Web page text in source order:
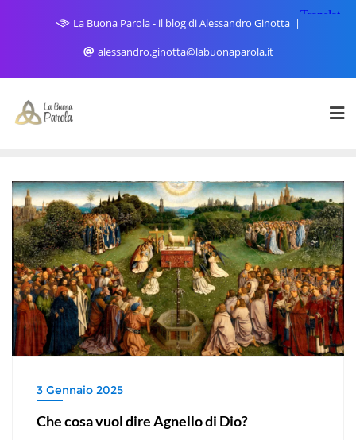
La Buona Parola - il blog di Alessandro Ginotta
alessandro.ginotta@labuonaparola.it
3 Gennaio 2025
Che cosa vuol dire Agnello di Dio?